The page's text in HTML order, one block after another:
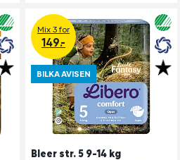
Mix 3 for
149.-
BILKA AVISEN
Bleer str. 5 9-14 kg